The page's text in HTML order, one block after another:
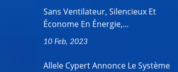
Sans Ventilateur, Silencieux Et
Économe En Énergie,...
10 Feb, 2023
Allele Cypert Annonce Le Système